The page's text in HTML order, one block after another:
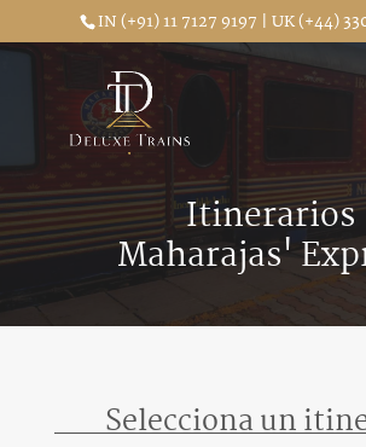
IN (+91) 11 7127 9197 | UK (+44)
Itinerarios
Maharajas'
Selecciona un